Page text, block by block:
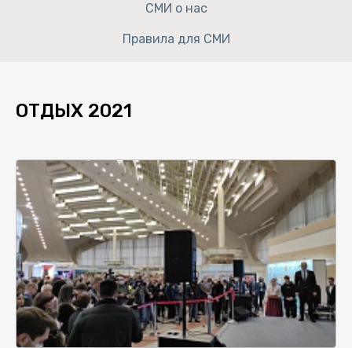
СМИ о нас
Правила для СМИ
ОТДЫХ 2021